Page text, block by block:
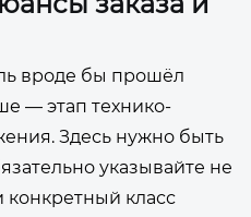
вроде бы прошёл
— этап технико-
Здесь нужно быть
указывайте не
конкретный класс